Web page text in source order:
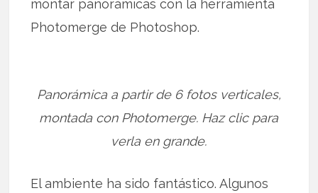
montar panorámicas con la herramienta
Photomerge de Photoshop.
Panorámica a partir de 6 fotos verticales,
montada con Photomerge. Haz clic para
verla en grande.
El ambiente ha sido fantástico. Algunos